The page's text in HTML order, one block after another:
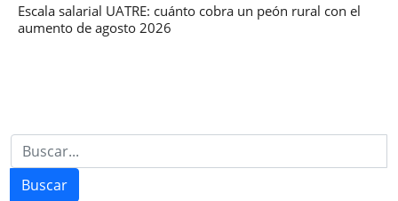
Escala salarial UATRE: cuánto cobra un peón rural con el
aumento de agosto 2026
Buscar